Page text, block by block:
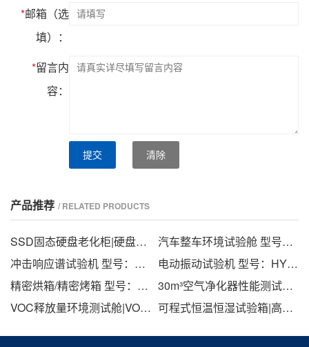
*邮箱（选
填）：
*留言内
容：
提交 清除
产品推荐 / RELATED PRODUCTS
SSD固态硬盘老化柜|硬盘老化测试工具 型号：HY-SSD
汽车整车环境试验舱 型号：HYZC-HW-72
冲击响应谱试验机 型号：HYCJ
电动振动试验机 型号：HYEA
精密烘箱/精密烤箱 型号：HYOU
30m³空气净化器性能测试舱(不锈钢舱）型号：HYQW-30G
VOC释放量环境测试舱|VOC环境舱|VOC挥发性试验仓 型号：HYV
可程式恒温恒湿试验箱|高低温湿热交变试验箱|恒温恒湿试验机 型号：HYH